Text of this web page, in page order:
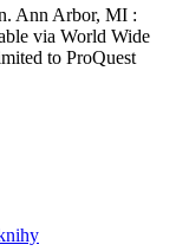
Ann Arbor, MI :
via World Wide
to ProQuest